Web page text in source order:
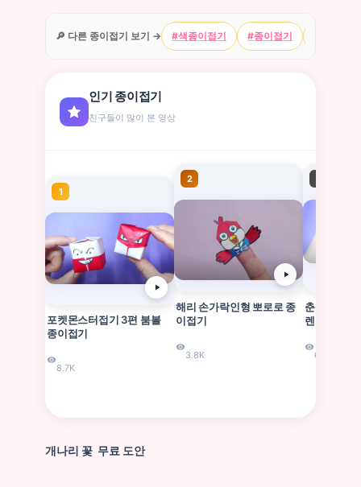
🔎 다른 종이접기 보기 → #색종이접기 #종이접기
인기 종이접기
친구들이 많이 본 영상
1
포켓몬스터접기 3편 붐볼
종이접기
8.7K
2
해리 손가락인형 뽀로로 종
이접기
3.8K
춘식이 가
렌즈편1
6.7K
개나리 꽃 무료 도안